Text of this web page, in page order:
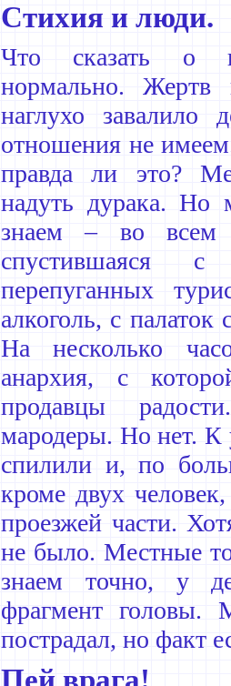
Стихия и люди.
Что сказать о
нормально.
наглухо
отношения не
правда ли это?
надуть дурака.
знаем – во всем
спустившаяся
перепуганных
алкоголь, с
На несколько
анархия, с
продавцы
мародеры. Но нет. К
спилили и, по
кроме двух
проезжей части.
не было. Местные
знаем точно, у
фрагмент
пострадал, но факт